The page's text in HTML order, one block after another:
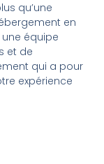
qu’une
en
équipe
et de
qui a pour
expérience